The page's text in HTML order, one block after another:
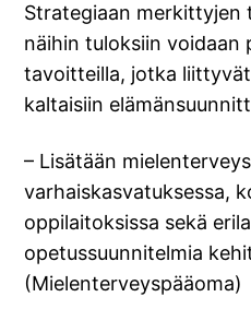
Strategiaan merkittyjen
näihin tuloksiin voidaan
tavoitteilla, jotka
kaltaisiin
– Lisätään
varhaiskasvatuksessa,
oppilaitoksissa sekä
opetussuunnitelmia
(Mielenterveyspääoma)